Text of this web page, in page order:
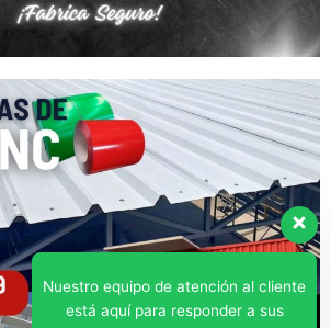
Nuestro equipo de atención al cliente
está aquí para responder a sus